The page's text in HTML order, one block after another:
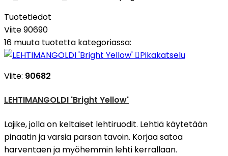
Tuotetiedot
Viite90690
16 muuta tuotetta kategoriassa:
Pikakatselu
Viite: 90682
LEHTIMANGOLDI 'Bright Yellow'
Lajike, jolla on keltaiset lehtiruodit. Lehtiä käytetään
pinaatin ja varsia parsan tavoin. Korjaa satoa
harventaen ja myöhemmin lehti kerrallaan.